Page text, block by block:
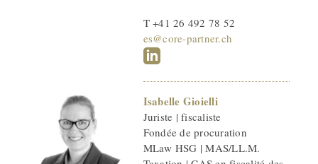
T +41 26 492 78 52
es@core-partner.ch
Isabelle Gioielli
Juriste | fiscaliste
Fondée de procuration
MLaw HSG | MAS/LL.M.